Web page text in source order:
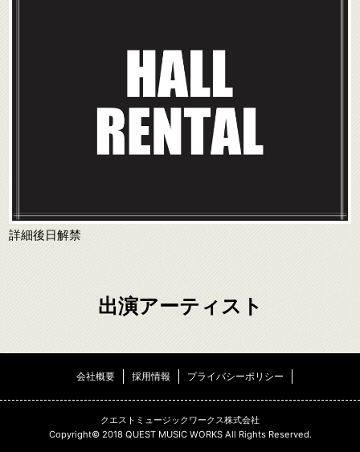
詳細後日解禁
出演アーティスト
会社概要 採用情報 プライバシーポリシー
クエストミュージックワークス株式会社
Copyright© 2018 QUEST MUSIC WORKS All Rights Reserved.